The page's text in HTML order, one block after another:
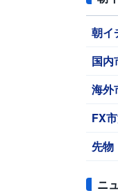
朝イ
国内
海外
FX
先物
ニ